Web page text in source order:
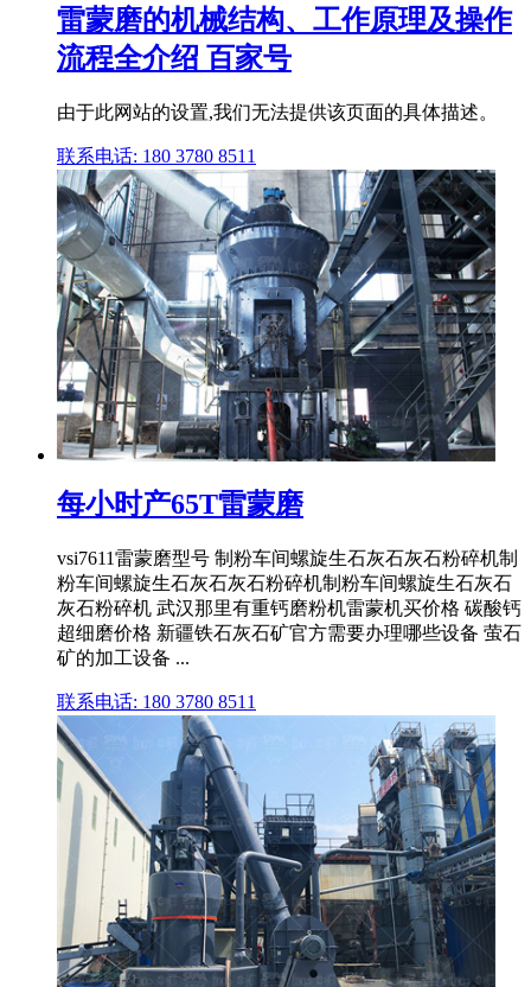
雷蒙磨的机械结构、工作原理及操作
流程全介绍 百家号
由于此网站的设置,我们无法提供该页面的具体描述。
联系电话: 180 3780 8511
每小时产65T雷蒙磨
vsi7611雷蒙磨型号 制粉车间螺旋生石灰石灰石粉碎机制
粉车间螺旋生石灰石灰石粉碎机制粉车间螺旋生石灰石
灰石粉碎机 武汉那里有重钙磨粉机雷蒙机买价格 碳酸钙
超细磨价格 新疆铁石灰石矿官方需要办理哪些设备 萤石
矿的加工设备 ...
联系电话: 180 3780 8511